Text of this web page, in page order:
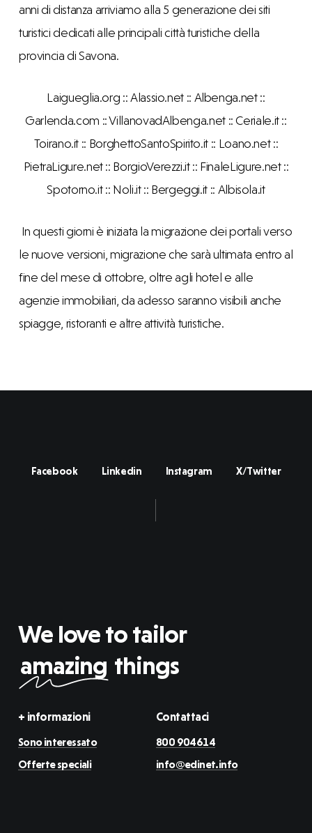
anni di distanza arriviamo alla 5 generazione dei siti
turistici dedicati alle principali città turistiche della
provincia di Savona.
Laigueglia.org :: Alassio.net :: Albenga.net ::
Garlenda.com :: VillanovadAlbenga.net :: Ceriale.it ::
Toirano.it :: BorghettoSantoSpirito.it :: Loano.net ::
PietraLigure.net :: BorgioVerezzi.it :: FinaleLigure.net ::
Spotorno.it :: Noli.it :: Bergeggi.it :: Albisola.it
In questi giorni è iniziata la migrazione dei portali verso
le nuove versioni, migrazione che sarà ultimata entro al
fine del mese di ottobre, oltre agli hotel e alle
agenzie immobiliari, da adesso saranno visibili anche
spiagge, ristoranti e altre attività turistiche.
Facebook Linkedin Instagram X/Twitter
We love to tailor
amazing things
+ informazioni
Sono interessato
Offerte speciali
Contattaci
800 904614
info@edinet.info